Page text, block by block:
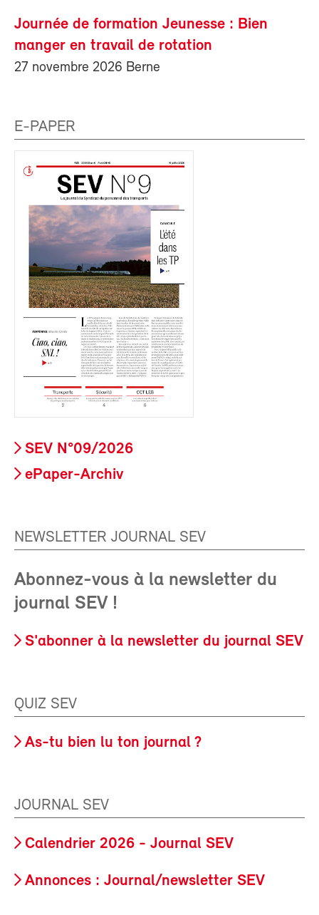
Journée de formation Jeunesse : Bien
manger en travail de rotation
27 novembre 2026 Berne
E-PAPER
SEV N°09/2026
ePaper-Archiv
NEWSLETTER JOURNAL SEV
Abonnez-vous à la newsletter du
journal SEV !
S'abonner à la newsletter du journal SEV
QUIZ SEV
As-tu bien lu ton journal ?
JOURNAL SEV
Calendrier 2026 - Journal SEV
Annonces : Journal/newsletter SEV